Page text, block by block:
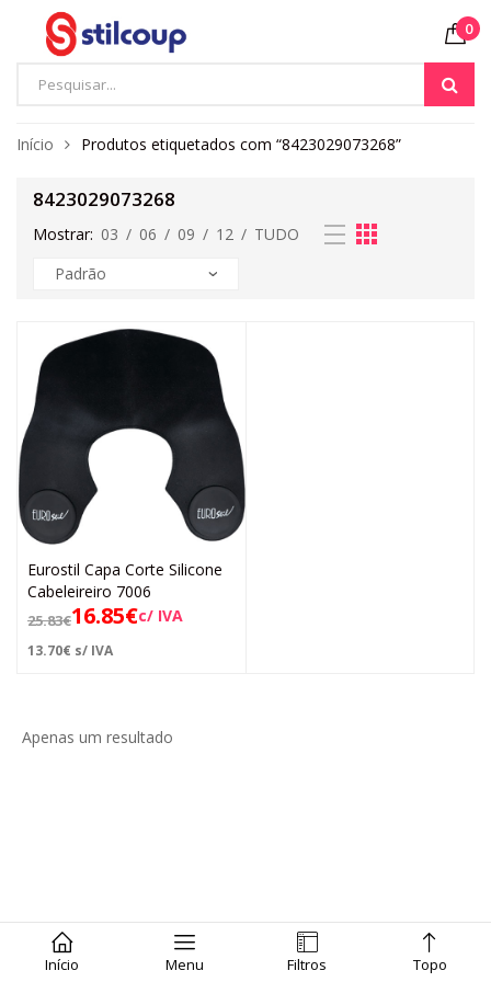
0
Início Menu Filtros Topo
Início Produtos etiquetados com “8423029073268”
8423029073268
Mostrar: 03 / 06 / 09 / 12 / TUDO
Eurostil Capa Corte Silicone
Cabeleireiro 7006
25.83€16.85€c/ IVA
13.70€ s/ IVA
Apenas um resultado